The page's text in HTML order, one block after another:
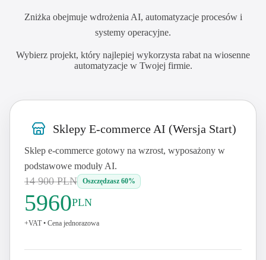
Zniżka obejmuje wdrożenia AI, automatyzacje procesów i
systemy operacyjne.
Wybierz projekt, który najlepiej wykorzysta rabat na wiosenne
automatyzacje w Twojej firmie.
Sklepy E-commerce AI (Wersja Start)
Sklep e-commerce gotowy na wzrost, wyposażony w
podstawowe moduły AI.
14 900 PLN Oszczędzasz 60%
5960PLN
+VAT • Cena jednorazowa